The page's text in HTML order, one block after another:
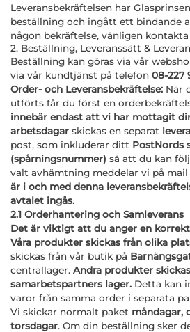
Leveransbekräftelsen har
beställning och ingått ett bindande
någon bekräftelse, vänligen
2. Beställning, Leveranssätt &
Beställning kan göras via vår
via vår kundtjänst på telefon 08-227
Order- och Leveransbekräftelse: När
utförts får du först en
innebär endast att vi har mottagit
arbetsdagar skickas en separat
post, som inkluderar ditt PostNords
(spårningsnummer) så att du kan
valt avhämtning meddelar vi på
är i och med denna
avtalet ingås.
2.1 Orderhantering och Samleverans
Det är viktigt att du anger en
Våra produkter skickas från olika
skickas från vår butik på
centrallager. Andra produkter
samarbetspartners lager. Detta kan
varor från samma order i separata
Vi skickar normalt paket måndagar,
torsdagar. Om din beställning sker